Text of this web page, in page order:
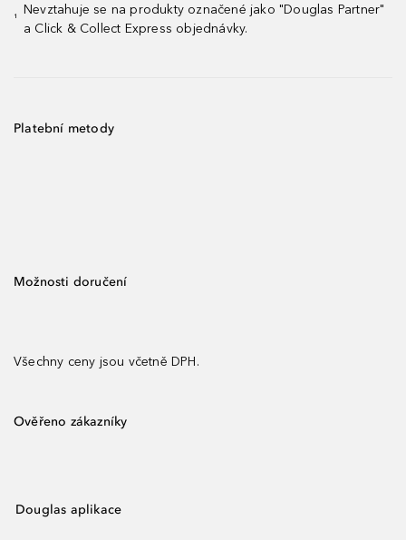
¹
Nevztahuje se na produkty označené jako "Douglas Partner"
a Click & Collect Express objednávky.
Platební metody
Možnosti doručení
Všechny ceny jsou včetně DPH.
Ověřeno zákazníky
Douglas aplikace